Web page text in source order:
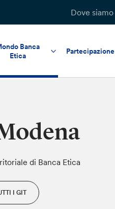
Dove siamo
Banca
Etica
Partecipazione
di Banca Etica
I GIT